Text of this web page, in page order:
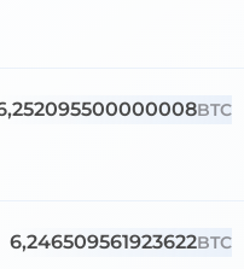
BTC
6,246509561923622BTC